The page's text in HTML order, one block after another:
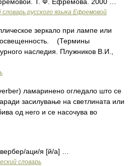
русского языка Ефремовой
зеркало при лампе или
(Термины
наследия. Плужников В.И.,
ламаринено огледало што се
засилување на светлината или
од него и се насочува во
аци/я [й/а] …
словарь